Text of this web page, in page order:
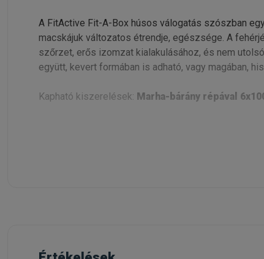
A FitActive Fit-A-Box húsos válogatás szószban
macskájuk változatos étrendje, egészsége. A
szőrzet, erős izomzat kialakulásához, és nem
együtt, kevert formában is adható, vagy magában,
Kapható kiszerelések: Marha-bárány répával